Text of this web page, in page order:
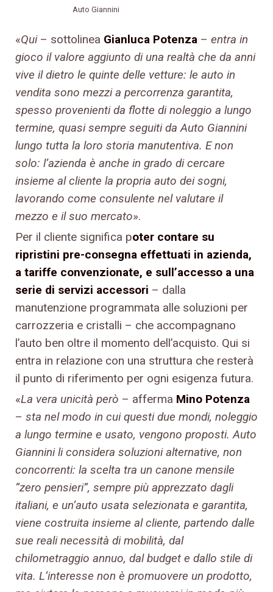
Auto Giannini
«Qui– sottolinea Gianluca Potenza – entra in
gioco il valore aggiunto di una realtà che da anni
vive il dietro le quinte delle vetture: le auto in
vendita sono mezzi a percorrenza garantita,
spesso provenienti da flotte di noleggio a lungo
termine, quasi sempre seguiti da Auto Giannini
lungo tutta la loro storia manutentiva. E non
solo: l’azienda è anche in grado di cercare
insieme al cliente la propria auto dei sogni,
lavorando come consulente nel valutare il
mezzo e il suo mercato».
Per il cliente significa poter contare su
ripristini pre-consegna effettuati in azienda,
a tariffe convenzionate, e sull’accesso a una
serie di servizi accessori – dalla
manutenzione programmata alle soluzioni per
carrozzeria e cristalli – che accompagnano
l’auto ben oltre il momento dell’acquisto. Qui si
entra in relazione con una struttura che resterà
il punto di riferimento per ogni esigenza futura.
«La vera unicità però – afferma Mino Potenza
– sta nel modo in cui questi due mondi, noleggio
a lungo termine e usato, vengono proposti. Auto
Giannini li considera soluzioni alternative, non
concorrenti: la scelta tra un canone mensile
“zero pensieri”, sempre più apprezzato dagli
italiani, e un’auto usata selezionata e garantita,
viene costruita insieme al cliente, partendo dalle
sue reali necessità di mobilità, dal
chilometraggio annuo, dal budget e dallo stile di
vita. L’interesse non è promuovere un prodotto,